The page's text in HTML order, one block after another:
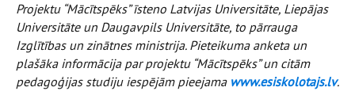
Projektu “Mācītspēks” īsteno Latvijas Universitāte, Liepājas
Universitāte un Daugavpils Universitāte, to pārrauga
Izglītības un zinātnes ministrija. Pieteikuma anketa un
plašāka informācija par projektu “Mācītspēks” un citām
pedagoģijas studiju iespējām pieejama www.esiskolotajs.lv.